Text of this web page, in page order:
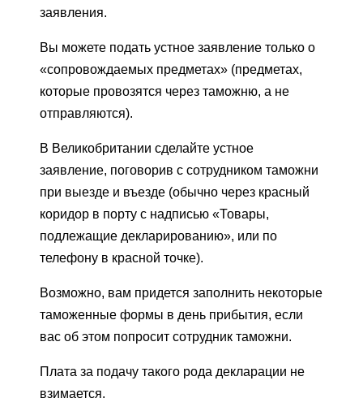
заявления.
Вы можете подать устное заявление только о
«сопровождаемых предметах» (предметах,
которые провозятся через таможню, а не
отправляются).
В Великобритании сделайте устное
заявление, поговорив с сотрудником таможни
при выезде и въезде (обычно через красный
коридор в порту с надписью «Товары,
подлежащие декларированию», или по
телефону в красной точке).
Возможно, вам придется заполнить некоторые
таможенные формы в день прибытия, если
вас об этом попросит сотрудник таможни.
Плата за подачу такого рода декларации не
взимается.